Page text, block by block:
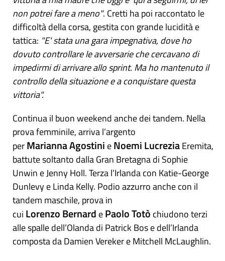
non potrei fare a meno". Cretti ha poi raccontato le
difficoltà della corsa, gestita con grande lucidità e
tattica: "E' stata una gara impegnativa, dove ho
dovuto controllare le avversarie che cercavano di
impedirmi di arrivare allo sprint. Ma ho mantenuto il
controllo della situazione e a conquistare questa
vittoria".
Continua il buon weekend anche dei tandem. Nella
prova femminile, arriva l’argento
perMariannaAgostini eNoemiLucreziaEremita,
battute soltanto dalla Gran Bretagna di Sophie
Unwin e Jenny Holl. Terza l’Irlanda con Katie-George
Dunlevy e Linda Kelly. Podio azzurro anche con il
tandem maschile, prova in
cui LorenzoBernard ePaoloTotò chiudono terzi
alle spalle dell’Olanda di Patrick Bos e dell’Irlanda
composta da Damien Vereker e Mitchell McLaughlin.